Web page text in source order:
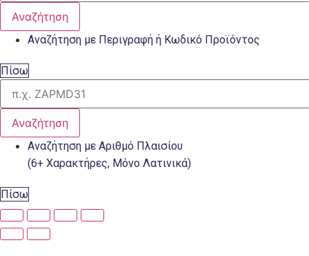
Αναζήτηση
Αναζήτηση με Περιγραφή ή Κωδικό Προϊόντος
Πίσω
Αναζήτηση
Αναζήτηση με Αριθμό Πλαισίου
(6+ Χαρακτήρες, Μόνο Λατινικά)
Πίσω